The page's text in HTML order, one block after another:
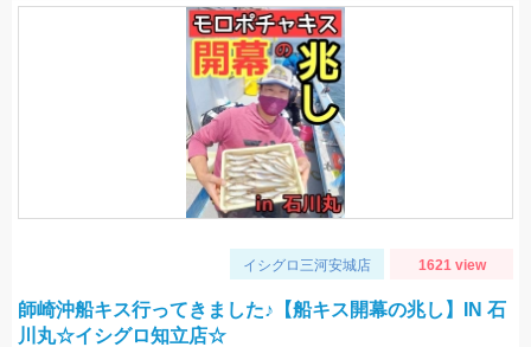
イシグロ三河安城店 1621 view
師崎沖船キス行ってきました♪【船キス開幕の兆し】IN 石
川丸☆イシグロ知立店☆